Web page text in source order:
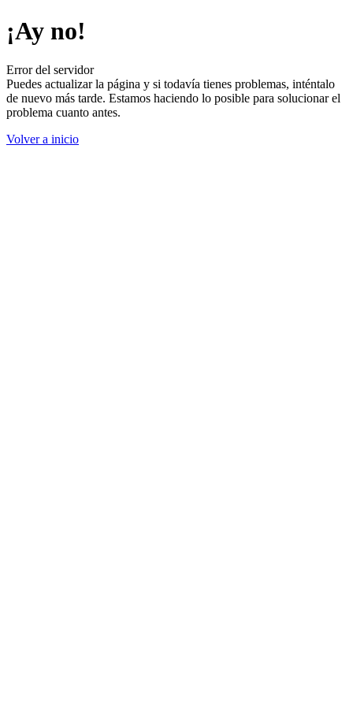
¡Ay no!
Error del servidor
Puedes actualizar la página y si todavía tienes problemas, inténtalo
de nuevo más tarde. Estamos haciendo lo posible para solucionar el
problema cuanto antes.
Volver a inicio